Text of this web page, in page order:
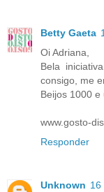
Betty Gaeta
Oi Adriana,
Bela
consigo, me
Beijos 1000 e
www.gosto-
Responder
Unknown 16